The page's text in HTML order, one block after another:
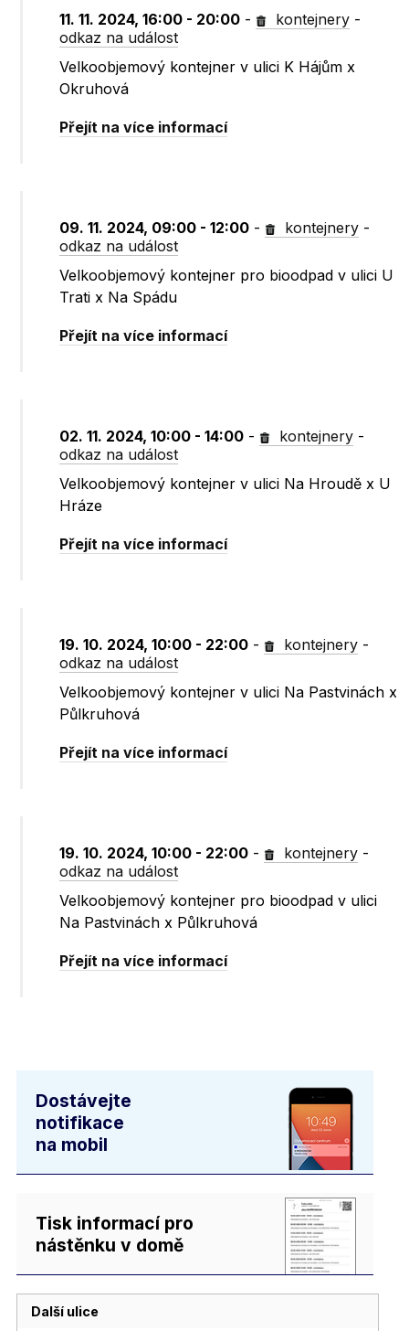
11. 11. 2024, 16:00 - 20:00 - kontejnery -
odkaz na událost
Velkoobjemový kontejner v ulici K Hájům x
Okruhová
Přejít na více informací
09. 11. 2024, 09:00 - 12:00 - kontejnery -
odkaz na událost
Velkoobjemový kontejner pro bioodpad v ulici U
Trati x Na Spádu
Přejít na více informací
02. 11. 2024, 10:00 - 14:00 - kontejnery -
odkaz na událost
Velkoobjemový kontejner v ulici Na Hroudě x U
Hráze
Přejít na více informací
19. 10. 2024, 10:00 - 22:00 - kontejnery -
odkaz na událost
Velkoobjemový kontejner v ulici Na Pastvinách x
Půlkruhová
Přejít na více informací
19. 10. 2024, 10:00 - 22:00 - kontejnery -
odkaz na událost
Velkoobjemový kontejner pro bioodpad v ulici
Na Pastvinách x Půlkruhová
Přejít na více informací
Dostávejte
notifikace
na mobil
Tisk informací pro
nástěnku v domě
Další ulice